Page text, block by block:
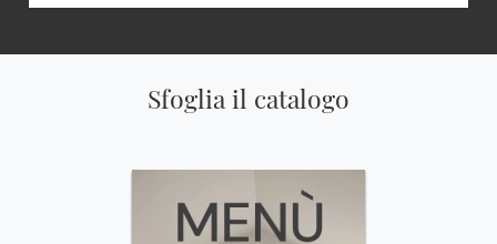
Sfoglia il catalogo